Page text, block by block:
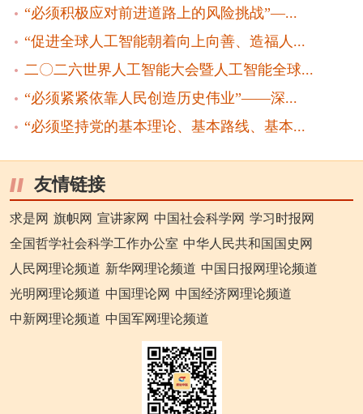
“必须积极应对前进道路上的风险挑战”—...
“促进全球人工智能朝着向上向善、造福人...
二〇二六世界人工智能大会暨人工智能全球...
“必须紧紧依靠人民创造历史伟业”——深...
“必须坚持党的基本理论、基本路线、基本...
友情链接
求是网 旗帜网 宣讲家网 中国社会科学网 学习时报网
全国哲学社会科学工作办公室 中华人民共和国国史网
人民网理论频道 新华网理论频道 中国日报网理论频道
光明网理论频道 中国理论网 中国经济网理论频道
中新网理论频道 中国军网理论频道